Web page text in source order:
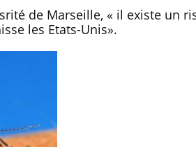
de Marseille, « il existe un
les Etats-Unis».